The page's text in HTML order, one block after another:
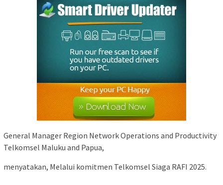
General Manager Region Network Operations and Productivity
Telkomsel Maluku and Papua,
menyatakan, Melalui komitmen Telkomsel Siaga RAFI 2025.